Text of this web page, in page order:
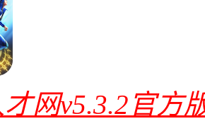
网v5.3.2官方